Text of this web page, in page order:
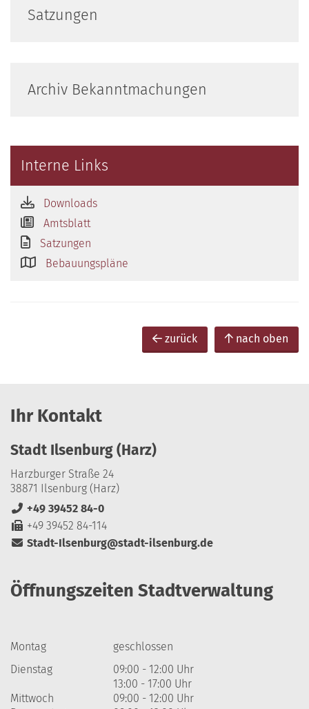
Satzungen
Archiv Bekanntmachungen
Interne Links
Downloads
Amtsblatt
Satzungen
Bebauungspläne
zurück nach oben
Ihr Kontakt
Stadt Ilsenburg (Harz)
Harzburger Straße 24
38871 Ilsenburg (Harz)
+49 39452 84-0
+49 39452 84-114
Stadt-Ilsenburg@stadt-ilsenburg.de
Öffnungszeiten Stadtverwaltung
Montag
geschlossen
Dienstag
09:00 - 12:00 Uhr
13:00 - 17:00 Uhr
Mittwoch
09:00 - 12:00 Uhr